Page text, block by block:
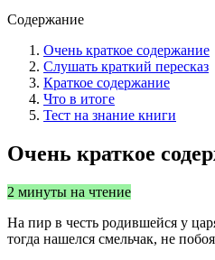
Содержание
Очень краткое содержание
Слушать краткий пересказ
Краткое содержание
Что в итоге
Тест на знание книги
Очень краткое
2 минуты на чтение
На пир в честь родившейся у
тогда нашелся смельчак, не